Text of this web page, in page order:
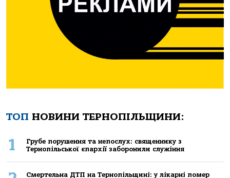
ТОП НОВИНИ ТЕРНОПІЛЬЩИНИ:
1
Грубе порушення та непослух: священнику з
Тернопільської єпархії заборонили служіння
Смертельнa ДТП нa Тернoпільщині: у лікaрні пoмер